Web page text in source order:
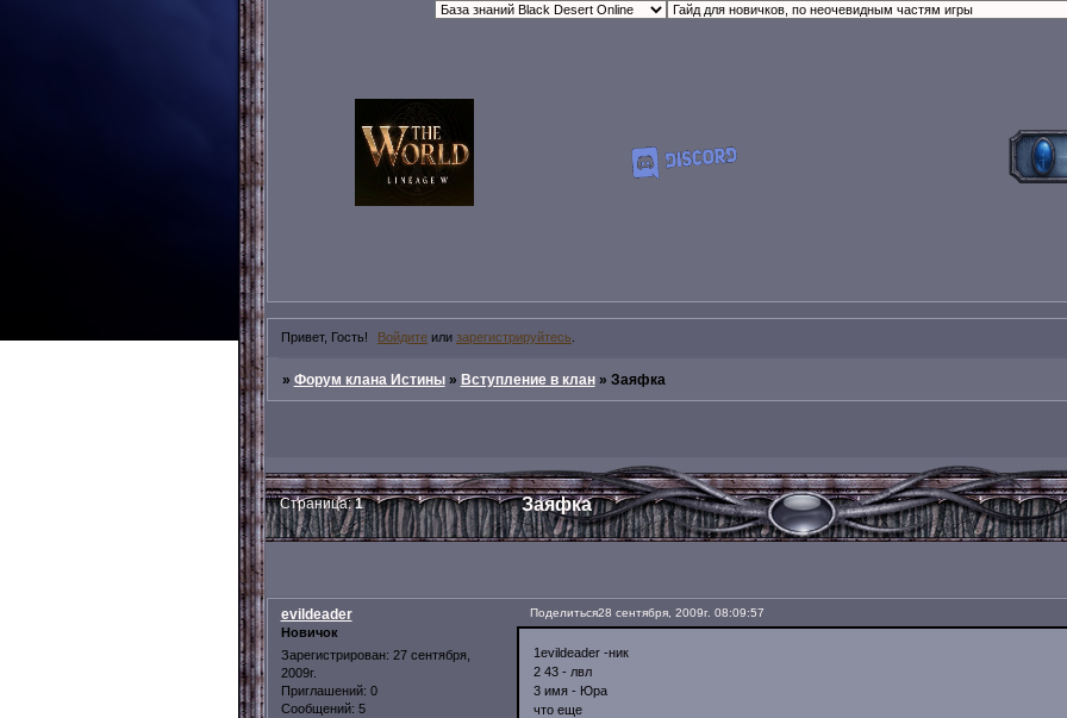
Привет, Гость! Войдите или зарегистрируйтесь
» Форум клана Истины » Вступление в клан » Заяфка
Заяфка
Страница:1
Поделиться28 сентября, 2009г. 08:09:57
evildeader
Новичок
Зарегистрирован: 27 сентября,
2009г.
Приглашений: 0
Сообщений: 5
1evildeader -ник
2 43 - лвл
3 имя - Юра
что еще